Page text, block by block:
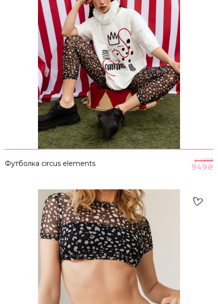
Футболка circus elements 1 499₴
949₴